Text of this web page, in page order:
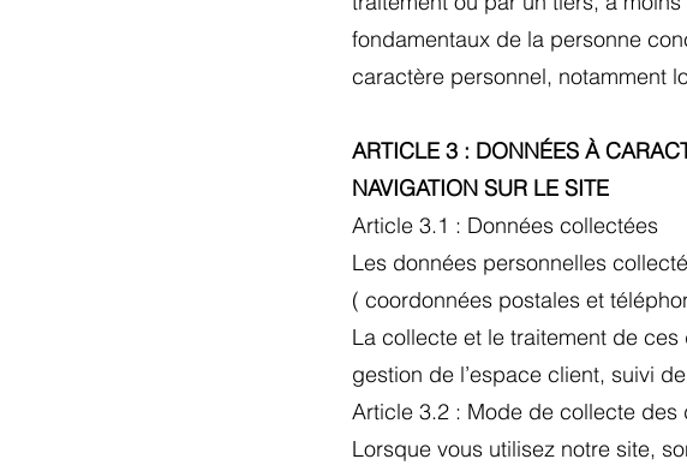
fondamentaux de la personne
caractère personnel, notamment
ARTICLE 3 : DONNÉES À
NAVIGATION SUR LE SITE
Article 3.1 : Données collectées
Les données personnelles
( coordonnées postales et
La collecte et le traitement de
gestion de l’espace client, suivi
Article 3.2 : Mode de collecte des
Lorsque vous utilisez notre site,